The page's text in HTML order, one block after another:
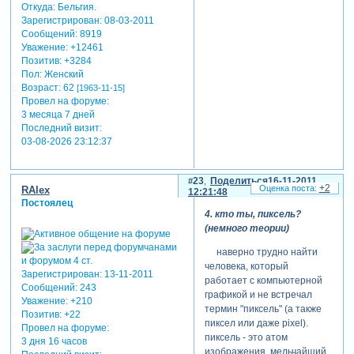
качеством. она верхняя и её
зовут "dvd hq (high quality -
psp это самый такой супер.
любить - так королеву!
комбобокс video
standard (ниже и левее)
позволяет нам выбрать
систему. конечно же, это
pal, у нас тут не америка.
хм... а вот еще ниже audio
format для записи звука
почему-то нам предлагает
ней файл c dvd,
содержащий полученное
стандартную для
проигрывания dvd-
плеерами структуру,
искомый файл будет
находиться в папке video_ts
и иметь расширение .vob.
вот что сообщает
mediainfo:
Откуда:Бельгия.
Зарегистрирован: 08-03-2011
Сообщений:8919
Уважение: +12461
Позитив: +3284
Пол:Женский
Возраст:62 [1963-11-15]
Провел на форуме:
3 месяца 7 дней
Последний визит:
03-08-2026 23:12:37
Поделиться
23
16-11-2011
12:21:48
RAlex
Постоялец
Зарегистрирован: 13-11-2011
Сообщений:243
Уважение: +210
Позитив: +22
Провел на форуме:
3 дня 16 часов
4. кто ты, пиксель?
(немного теории)
наверно трудно найти
человека, который
работает с компьютерной
графикой и не встречал
термин "пиксель" (а также
пиксел или даже pixel).
пиксель - это атом
+2